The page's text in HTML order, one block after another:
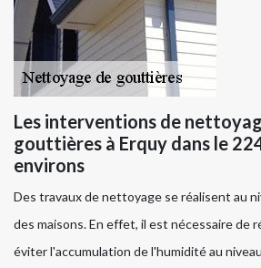
Les interventions de
gouttières à Erquy dans le
environs
Des travaux de nettoyage se réalisent au
des maisons. En effet, il est nécessaire de
éviter l'accumulation de l'humidité au